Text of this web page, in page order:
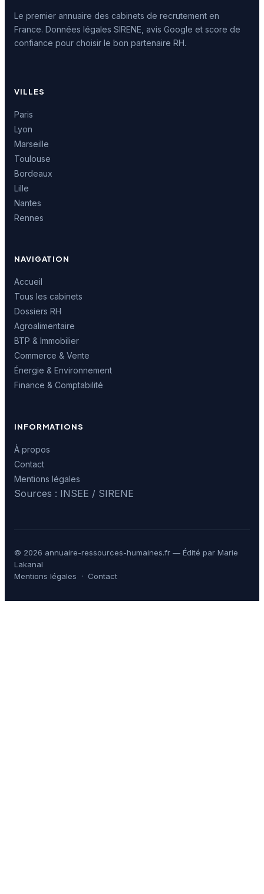
Le premier annuaire des cabinets de recrutement en
France. Données légales SIRENE, avis Google et score de
confiance pour choisir le bon partenaire RH.
VILLES
Paris
Lyon
Marseille
Toulouse
Bordeaux
Lille
Nantes
Rennes
NAVIGATION
Accueil
Tous les cabinets
Dossiers RH
Agroalimentaire
BTP & Immobilier
Commerce & Vente
Énergie & Environnement
Finance & Comptabilité
INFORMATIONS
À propos
Contact
Mentions légales
Sources : INSEE / SIRENE
© 2026 annuaire-ressources-humaines.fr — Édité par Marie
Lakanal
Mentions légales · Contact